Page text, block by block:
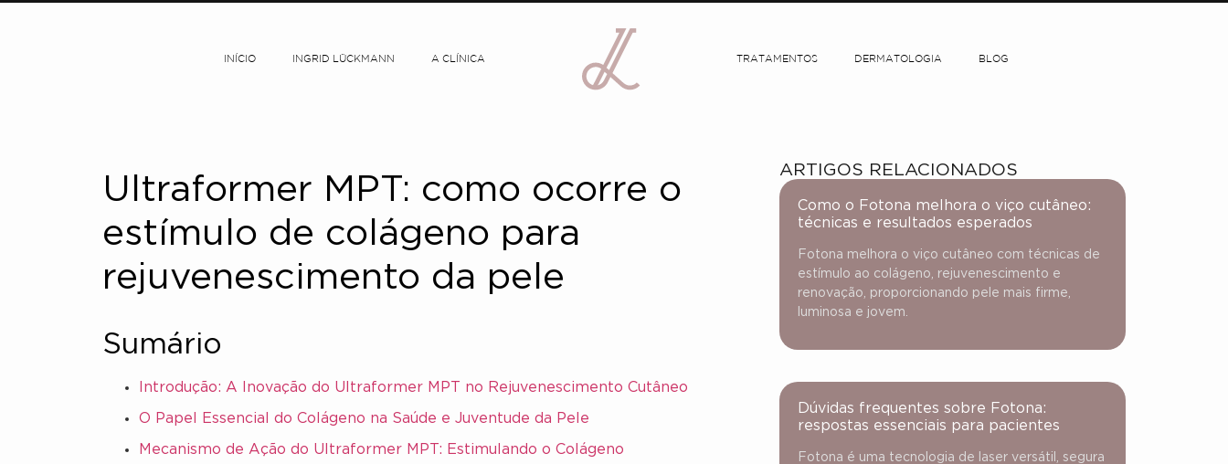
INÍCIO INGRID LÜCKMANN A CLÍNICA TRATAMENTOS DERMATOLOGIA BLOG
Ultraformer MPT: como ocorre o
estímulo de colágeno para
rejuvenescimento da pele
Sumário
Introdução: A Inovação do Ultraformer MPT no Rejuvenescimento Cutâneo
O Papel Essencial do Colágeno na Saúde e Juventude da Pele
Mecanismo de Ação do Ultraformer MPT: Estimulando o Colágeno
ARTIGOS RELACIONADOS
Como o Fotona melhora o viço cutâneo:
técnicas e resultados esperados
Fotona melhora o viço cutâneo com técnicas de
estímulo ao colágeno, rejuvenescimento e
renovação, proporcionando pele mais firme,
luminosa e jovem.
Dúvidas frequentes sobre Fotona:
respostas essenciais para pacientes
Fotona é uma tecnologia de laser versátil, segura